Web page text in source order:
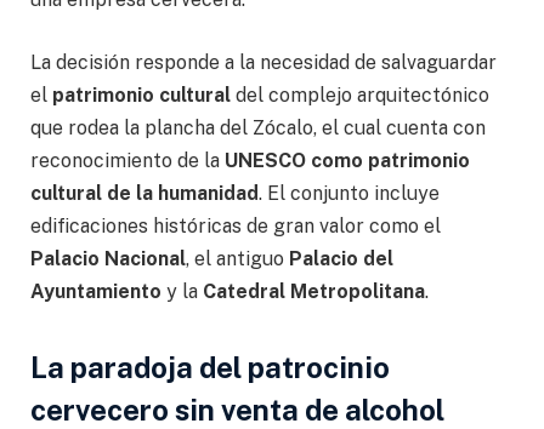
La decisión responde a la necesidad de salvaguardar
el patrimonio cultural del complejo arquitectónico
que rodea la plancha del Zócalo, el cual cuenta con
reconocimiento de la UNESCO como patrimonio
cultural de la humanidad. El conjunto incluye
edificaciones históricas de gran valor como el
Palacio Nacional, el antiguo Palacio del
Ayuntamiento y la Catedral Metropolitana.
La paradoja del patrocinio
cervecero sin venta de alcohol